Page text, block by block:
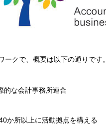
クで、概要は以下の通りです。
的な会計事務所連合
か所以上に活動拠点を構える